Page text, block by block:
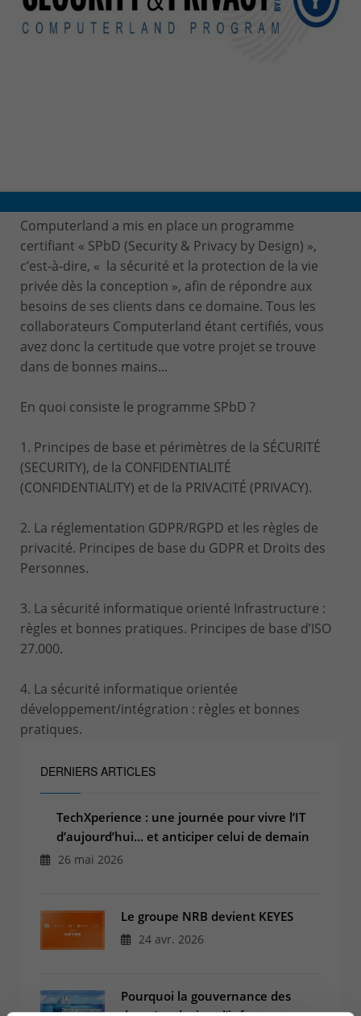
Computerland a mis en place un programme
certifiant « SPbD (Security & Privacy by Design) »,
c’est-à-dire, « la sécurité et la protection de la vie
privée dès la conception », afin de répondre aux
besoins de ses clients dans ce domaine. Tous les
collaborateurs Computerland étant certifiés, vous
avez donc la certitude que votre projet se trouve
dans de bonnes mains...
En quoi consiste le programme SPbD ?
1. Principes de base et périmètres de la SÉCURITÉ
(SECURITY), de la CONFIDENTIALITÉ
(CONFIDENTIALITY) et de la PRIVACITÉ (PRIVACY).
2. La réglementation GDPR/RGPD et les règles de
privacité. Principes de base du GDPR et Droits des
Personnes.
3. La sécurité informatique orienté Infrastructure :
règles et bonnes pratiques. Principes de base d’ISO
27.000.
4. La sécurité informatique orientée
développement/intégration : règles et bonnes
pratiques.
DERNIERS ARTICLES
TechXperience : une journée pour vivre l’IT
d’aujourd’hui… et anticiper celui de demain
26 mai 2026
Le groupe NRB devient KEYES
24 avr. 2026
Pourquoi la gouvernance des